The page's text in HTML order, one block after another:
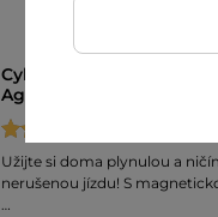
Cyklotrenažér
Agneto
Užijte si doma plynulou a
nerušenou jízdu! S